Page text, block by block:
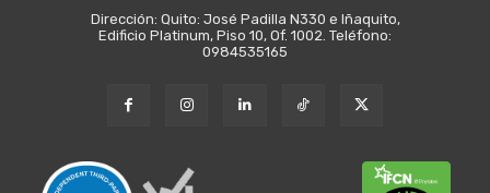
Dirección: Quito: José Padilla N330 e Iñaquito,
Edificio Platinum, Piso 10, Of. 1002. Teléfono:
0984535165